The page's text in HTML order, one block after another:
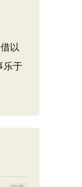
以
乐于